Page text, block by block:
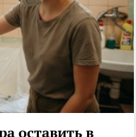
оставить в